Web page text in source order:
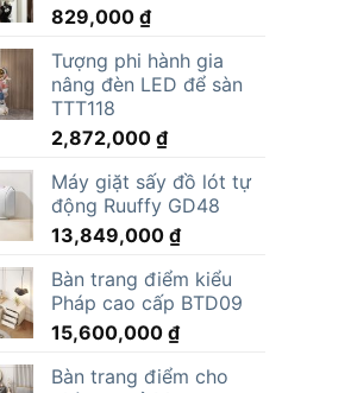
829,000 ₫
Tượng phi hành gia
nâng đèn LED để sàn
TTT118
2,872,000 ₫
Máy giặt sấy đồ lót tự
động Ruuffy GD48
13,849,000 ₫
Bàn trang điểm kiểu
Pháp cao cấp BTD09
15,600,000 ₫
Bàn trang điểm cho